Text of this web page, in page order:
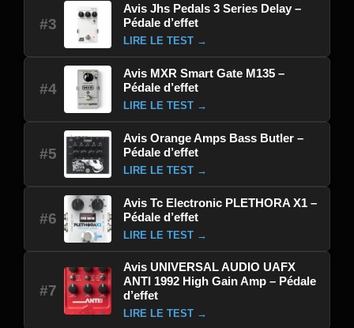
#3
Avis Jhs Pedals 3 Series Delay –
Pédale d’effet
LIRE LE TEST →
#4
Avis MXR Smart Gate M135 –
Pédale d’effet
LIRE LE TEST →
#5
Avis Orange Amps Bass Butler –
Pédale d’effet
LIRE LE TEST →
#6
Avis Tc Electronic PLETHORA X1 –
Pédale d’effet
LIRE LE TEST →
#7
Avis UNIVERSAL AUDIO UAFX
ANTI 1992 High Gain Amp – Pédale
d’effet
LIRE LE TEST →